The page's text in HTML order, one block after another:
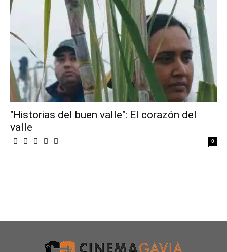
"Historias del buen valle": El corazón del
valle
0